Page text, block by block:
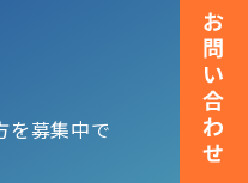
を募集中で